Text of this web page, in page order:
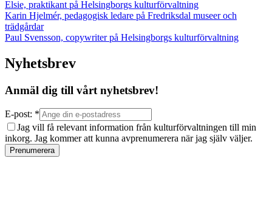
Elsie, praktikant på Helsingborgs kulturförvaltning
Karin Hjelmér, pedagogisk ledare på Fredriksdal museer och
trädgårdar
Paul Svensson, copywriter på Helsingborgs kulturförvaltning
Nyhetsbrev
Anmäl dig till vårt nyhetsbrev!
E-post: *
Jag vill få relevant information från kulturförvaltningen till min
inkorg. Jag kommer att kunna avprenumerera när jag själv väljer.
Prenumerera